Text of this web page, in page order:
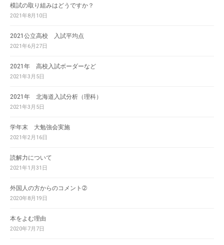
模試の取り組みはどうですか？
2021年8月10日
2021公立高校 入試平均点
2021年6月27日
2021年 高校入試ボーダーなど
2021年3月5日
2021年 北海道入試分析（理科）
2021年3月5日
学年末 大勉強会実施
2021年2月16日
読解力について
2021年1月31日
外国人の方からのコメント➁
2020年8月19日
本をよむ理由
2020年7月7日